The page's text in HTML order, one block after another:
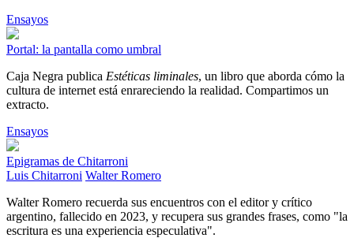
Ensayos
Portal: la pantalla como umbral
Caja Negra publica Estéticas liminales, un libro que aborda cómo la
cultura de internet está enrareciendo la realidad. Compartimos un
extracto.
Ensayos
Epigramas de Chitarroni
Luis Chitarroni Walter Romero
Walter Romero recuerda sus encuentros con el editor y crítico
argentino, fallecido en 2023, y recupera sus grandes frases, como "la
escritura es una experiencia especulativa".